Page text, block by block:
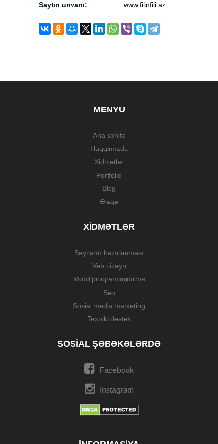
Saytın unvanı: www.filinfili.az
MENYU
Ana səhifə
Haqqımızda
Xidmətlər
Portfolio
Blog
Əlaqə
XIDMƏTLƏR
Saytların hazırlanması
Veb dizayn
Mobil proqramlaşdırma
Seo
Sosial media marketing
Texniki dəstək
SOSIAL ŞƏBƏKƏLƏRDƏ
Facebook
Instagram